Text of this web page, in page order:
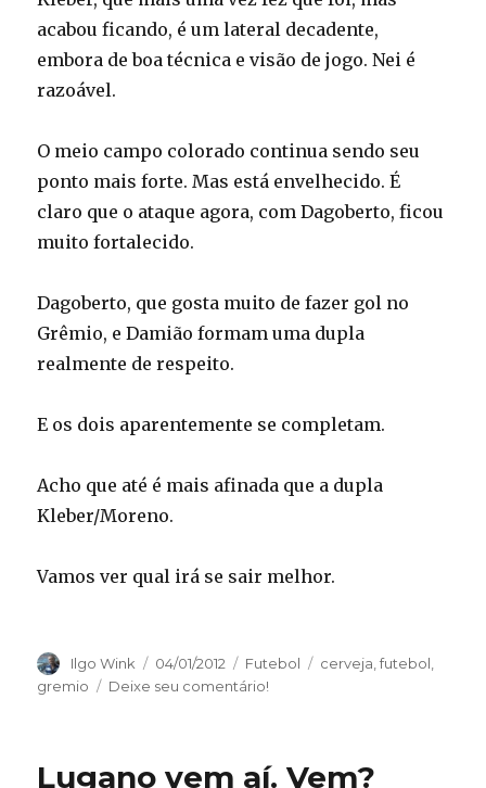
acabou ficando, é um lateral decadente,
embora de boa técnica e visão de jogo. Nei é
razoável.
O meio campo colorado continua sendo seu
ponto mais forte. Mas está envelhecido. É
claro que o ataque agora, com Dagoberto, ficou
muito fortalecido.
Dagoberto, que gosta muito de fazer gol no
Grêmio, e Damião formam uma dupla
realmente de respeito.
E os dois aparentemente se completam.
Acho que até é mais afinada que a dupla
Kleber/Moreno.
Vamos ver qual irá se sair melhor.
Autor
Ilgo Wink
Publicado
em
04/01/2012 Categorias
Futebol Tags
cerveja,futebol,
gremio
Deixe seu comentário!
Lugano vem aí. Vem?